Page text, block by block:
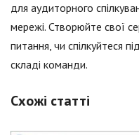
для аудиторного
мережі. Створюйте свої
питання, чи спілкуйтеся
складі команди.
Схожі статті